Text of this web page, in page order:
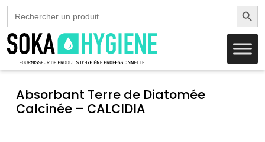
Search
for:
Search
Absorbant Terre de Diatomée
Calcinée – CALCIDIA